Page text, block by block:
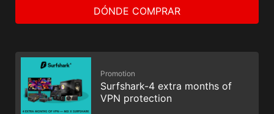
DÓNDE COMPRAR
Promotion
Surfshark-4 extra months of
VPN protection